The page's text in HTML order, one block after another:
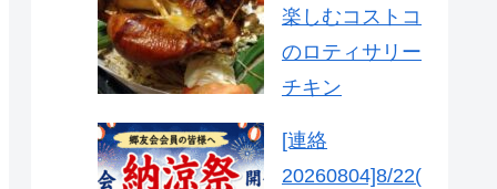
楽しむコストコ
のロティサリー
チキン
[連絡
20260804]8/22(